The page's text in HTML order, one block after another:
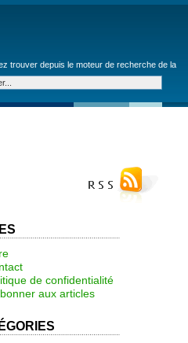
trouver depuis le moteur de recherche de la
de confidentialité
aux articles